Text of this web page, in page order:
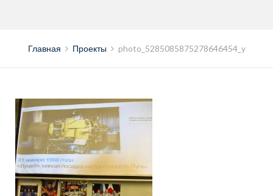
Главная Проекты photo_5285085875278646454_y